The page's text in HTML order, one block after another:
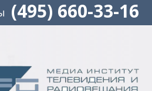
(495) 660-33-16